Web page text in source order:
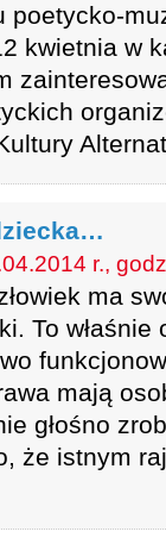
poetycko-
kwietnia w
r.,
ma
To
mają
głośno
że istnym